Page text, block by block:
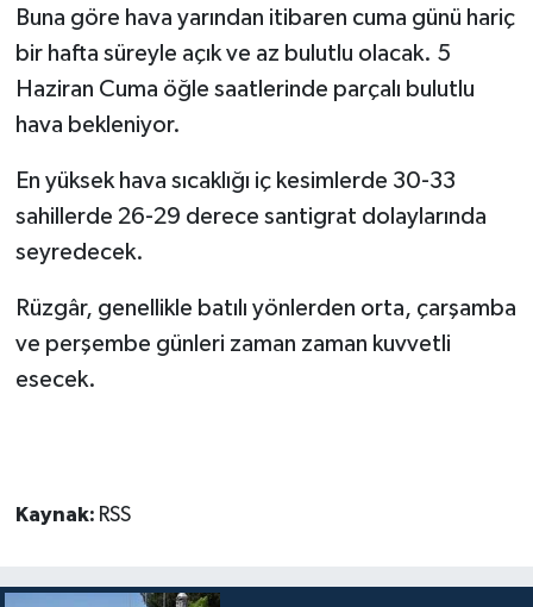
Buna göre hava yarından itibaren cuma günü hariç
bir hafta süreyle açık ve az bulutlu olacak. 5
Haziran Cuma öğle saatlerinde parçalı bulutlu
hava bekleniyor.
En yüksek hava sıcaklığı iç kesimlerde 30-33
sahillerde 26-29 derece santigrat dolaylarında
seyredecek.
Rüzgâr, genellikle batılı yönlerden orta, çarşamba
ve perşembe günleri zaman zaman kuvvetli
esecek.
Kaynak: RSS
LAPTA
LEFKOŞA
Nöbetçi Eczaneler
SAĞLIK
SİYASET
TATLISU